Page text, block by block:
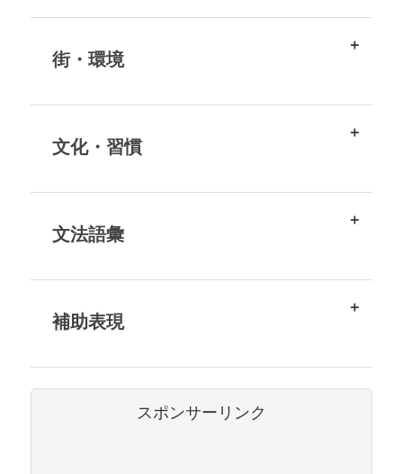
街・環境
文化・習慣
文法語彙
補助表現
スポンサーリンク